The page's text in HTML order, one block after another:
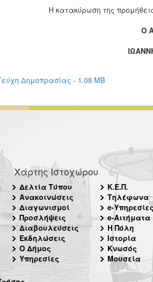
Η κατακύρωση της
Ο
Δημοπρασίας - 1.08 MB
Χάρτης Ιστοχώρου
Δελτία Τύπου
Ανακοινώσεις
Διαγωνισμοί
Προσλήψεις
Διαβουλεύσεις
Εκδηλώσεις
Ο Δήμος
Υπηρεσίες
Κ.Ε.Π.
Τηλέφωνα
e-
e-Αιτήματα
Η Πόλη
Ιστορία
Κνωσός
Μουσεία